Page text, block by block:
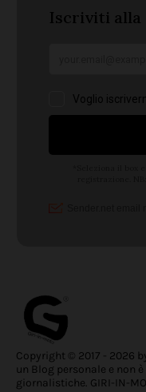
Copyright © 2017 - 2026
un Blog personale e non
giornalistiche. GIRI-IN-